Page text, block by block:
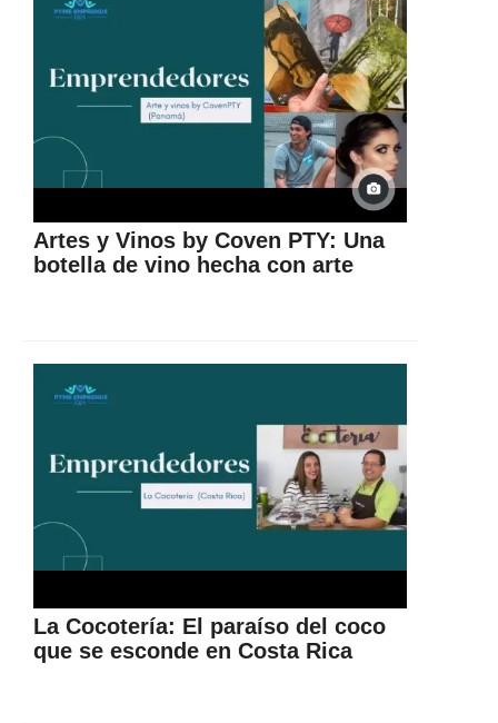
Artes y Vinos by Coven PTY: Una
botella de vino hecha con arte
La Cocotería: El paraíso del coco
que se esconde en Costa Rica